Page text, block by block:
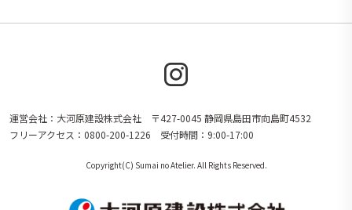
運営会社：大河原建設株式会社 〒427-0045 静岡県島田市向島町4532
フリーアクセス：0800-200-1226 受付時間：9:00-17:00
Copyright(C) Sumai no Atelier. All Rights Reserved.